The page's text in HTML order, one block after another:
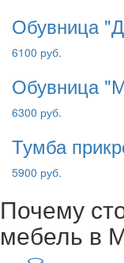
Обувница
6100 руб.
Обувница
6300 руб.
Тумба
5900 руб.
Почему
мебель в